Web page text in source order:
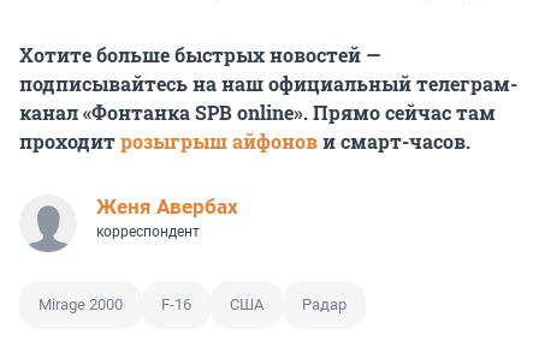
Хотите больше быстрых новостей —
подписывайтесь на наш официальный телеграм-
канал «Фонтанка SPB online». Прямо сейчас там
проходитрозыгрыш айфонови смарт-часов.
Женя Авербах
корреспондент
Mirage 2000 F-16 США Радар